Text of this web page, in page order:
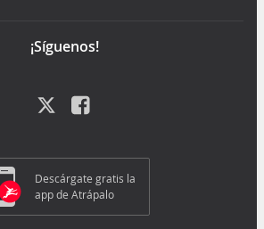
¡Síguenos!
Descárgate gratis la
app de Atrápalo